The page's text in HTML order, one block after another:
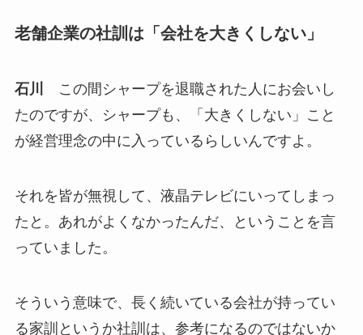
老舗企業の社訓は「会社を大きくしない」
石川
この間シャープを退職された人にお会いし
たのですが、シャープも、「大きくしない」こと
が経営理念の中に入っているらしいんですよ。
それを皆が無視して、液晶テレビにいってしまっ
たと。あれがよくなかったんだ、ということを言
っていました。
そういう意味で、長く続いている会社が持ってい
る家訓というか社訓は、参考になるのではないか